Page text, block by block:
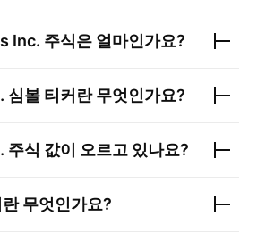
Inc. 주식은 얼마인가요?
심볼 티커란 무엇인가요?
주식 값이 오르고 있나요?
무엇인가요?